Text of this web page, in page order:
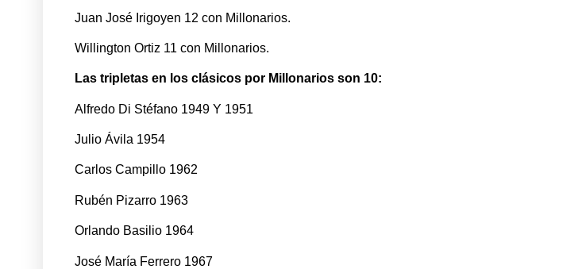
Juan José Irigoyen 12 con Millonarios.
Willington Ortiz 11 con Millonarios.
Las tripletas en los clásicos por Millonarios son 10:
Alfredo Di Stéfano 1949 Y 1951
Julio Ávila 1954
Carlos Campillo 1962
Rubén Pizarro 1963
Orlando Basilio 1964
José María Ferrero 1967